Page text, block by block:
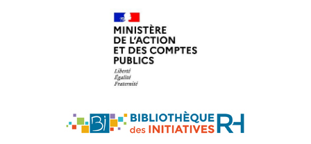
Logo